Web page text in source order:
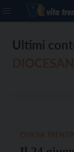
Ultimi